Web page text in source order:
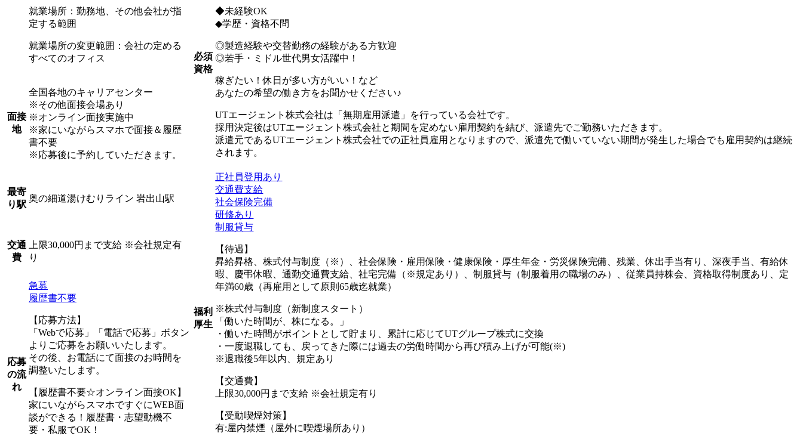
就業場所：勤務地、その他会社が指
定する範囲
就業場所の変更範囲：会社の定める
すべてのオフィス
面接
地
全国各地のキャリアセンター
※その他面接会場あり
※オンライン面接実施中
※家にいながらスマホで面接＆履歴
書不要
※応募後に予約していただきます。
最寄
り駅
奥の細道湯けむりライン 岩出山駅
交通
費
上限30,000円まで支給 ※会社規定有
り
応募
の流
れ
急募
履歴書不要
【応募方法】
「Webで応募」「電話で応募」ボタン
よりご応募をお願いいたします。
その後、お電話にて面接のお時間を
調整いたします。
【履歴書不要☆オンライン面接OK】
家にいながらスマホですぐにWEB面
談ができる！履歴書・志望動機不
要・私服でOK！
必須
資格
◆未経験OK
◆学歴・資格不問
◎製造経験や交替勤務の経験がある方歓迎
◎若手・ミドル世代男女活躍中！
稼ぎたい！休日が多い方がいい！など
あなたの希望の働き方をお聞かせください♪
UTエージェント株式会社は「無期雇用派遣」を行っている会社です。
採用決定後はUTエージェント株式会社と期間を定めない雇用契約を結び、派遣先でご勤務いただきます。
派遣元であるUTエージェント株式会社での正社員雇用となりますので、派遣先で働いていない期間が発生した場合でも雇用契約は継続
されます。
福利
厚生
正社員登用あり
交通費支給
社会保険完備
研修あり
制服貸与
【待遇】
昇給昇格、株式付与制度（※）、社会保険・雇用保険・健康保険・厚生年金・労災保険完備、残業、休出手当有り、深夜手当、有給休
暇、慶弔休暇、通勤交通費支給、社宅完備（※規定あり）、制服貸与（制服着用の職場のみ）、従業員持株会、資格取得制度あり、定
年満60歳（再雇用として原則65歳迄就業）
※株式付与制度（新制度スタート）
「働いた時間が、株になる。」
・働いた時間がポイントとして貯まり、累計に応じてUTグループ株式に交換
・一度退職しても、戻ってきた際には過去の労働時間から再び積み上げが可能(※)
※退職後5年以内、規定あり
【交通費】
上限30,000円まで支給 ※会社規定有り
【受動喫煙対策】
有:屋内禁煙（屋外に喫煙場所あり）